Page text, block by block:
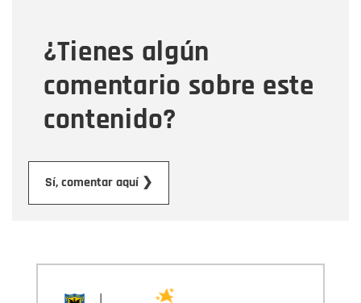
¿Tienes algún
comentario sobre este
contenido?
Sí, comentar aquí ❯
Mensaje